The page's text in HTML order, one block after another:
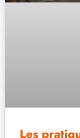
Les